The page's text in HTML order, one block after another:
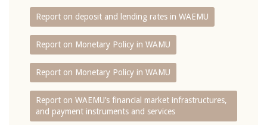
Report on deposit and lending rates in WAEMU
Report on Monetary Policy in WAMU
Report on Monetary Policy in WAMU
Report on WAEMU’s financial market infrastructures,
and payment instruments and services